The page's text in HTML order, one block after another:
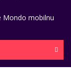
Mondo mobilnu